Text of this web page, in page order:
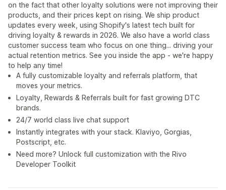
on the fact that other loyalty solutions were not improving their
products, and their prices kept on rising. We ship product
updates every week, using Shopify's latest tech built for
driving loyalty & rewards in 2026. We also have a world class
customer success team who focus on one thing... driving your
actual retention metrics. See you inside the app - we're happy
to help any time!
A fully customizable loyalty and referrals platform, that
moves your metrics.
Loyalty, Rewards & Referrals built for fast growing DTC
brands.
24/7 world class live chat support
Instantly integrates with your stack. Klaviyo, Gorgias,
Postscript, etc.
Need more? Unlock full customization with the Rivo
Developer Toolkit